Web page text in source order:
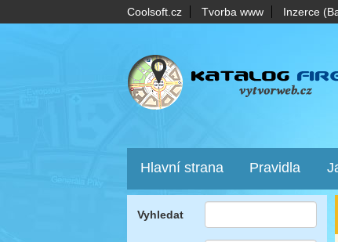
Coolsoft.cz Tvorba www Inzerce
Hlavní strana Pravidla
Vyhledat